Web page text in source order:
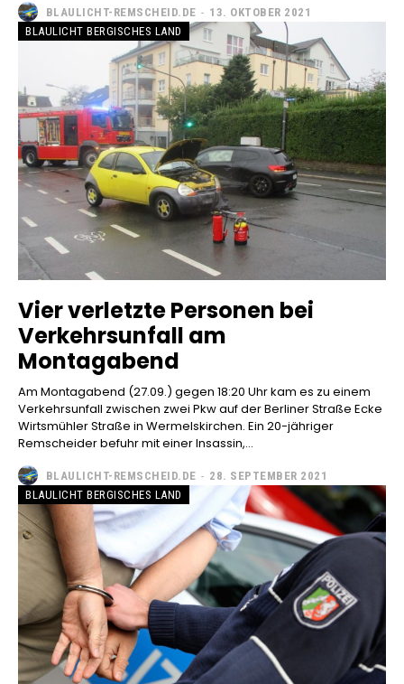
BLAULICHT-REMSCHEID.DE - 13. OKTOBER 2021
BLAULICHT BERGISCHES LAND
Vier verletzte Personen bei
Verkehrsunfall am
Montagabend
Am Montagabend (27.09.) gegen 18:20 Uhr kam es zu einem
Verkehrsunfall zwischen zwei Pkw auf der Berliner Straße Ecke
Wirtsmühler Straße in Wermelskirchen. Ein 20-jähriger
Remscheider befuhr mit einer Insassin,...
BLAULICHT-REMSCHEID.DE - 28. SEPTEMBER 2021
BLAULICHT BERGISCHES LAND